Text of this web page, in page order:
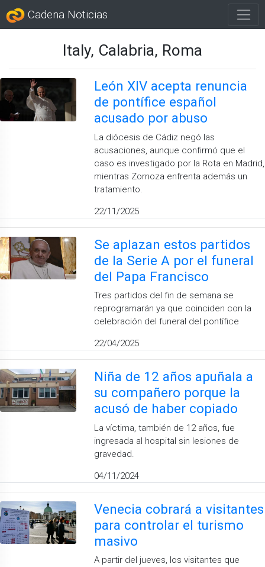
Cadena Noticias
Italy, Calabria, Roma
León XIV acepta renuncia
de pontífice español
acusado por abuso
La diócesis de Cádiz negó las
acusaciones, aunque confirmó que el
caso es investigado por la Rota en Madrid,
mientras Zornoza enfrenta además un
tratamiento.
22/11/2025
Se aplazan estos partidos
de la Serie A por el funeral
del Papa Francisco
Tres partidos del fin de semana se
reprogramarán ya que coinciden con la
celebración del funeral del pontífice
22/04/2025
Niña de 12 años apuñala a
su compañero porque la
acusó de haber copiado
La víctima, también de 12 años, fue
ingresada al hospital sin lesiones de
gravedad.
04/11/2024
Venecia cobrará a visitantes
para controlar el turismo
masivo
A partir del jueves, los visitantes que